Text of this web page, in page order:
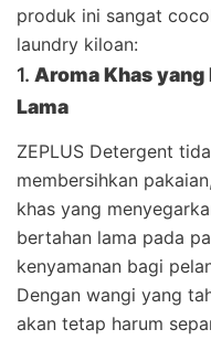
produk ini sangat
laundry kiloan:
1. Aroma Khas yang
Lama
ZEPLUS Detergent
membersihkan
khas yang
bertahan lama pada
kenyamanan bagi
Dengan wangi yang
akan tetap harum